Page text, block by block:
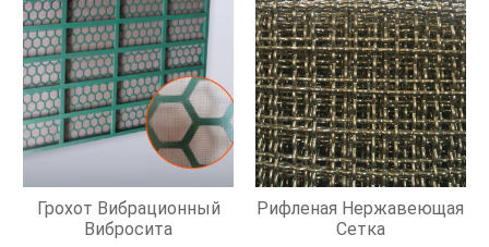
Грохот Вибрационный
Вибросита
Рифленая Нержавеющая
Сетка